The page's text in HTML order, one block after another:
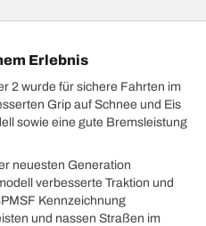
Erlebnis
2 wurde für sichere Fahrten im
Grip auf Schnee und Eis
sowie eine gute Bremsleistung
neuesten Generation
verbesserte Traktion und
Kennzeichnung
und nassen Straßen im